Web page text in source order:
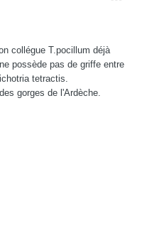
collégue T.pocillum déjà
possède pas de griffe entre
tetractis.
gorges de l'Ardèche.